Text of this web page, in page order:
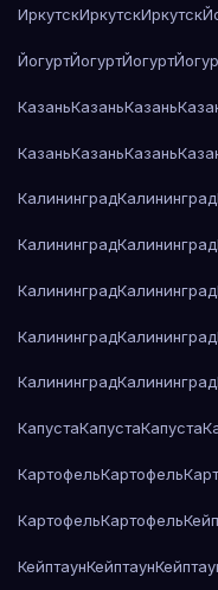
ИркутскИркутскИркутск
ЙогуртЙогуртЙогурт
КазаньКазаньКазань
КазаньКазаньКазань
КалининградКалининград
КалининградКалининград
КалининградКалининград
КалининградКалининград
КалининградКалининград
КапустаКапустаКапуста
КартофельКартофель
КартофельКартофель
КейптаунКейптаун